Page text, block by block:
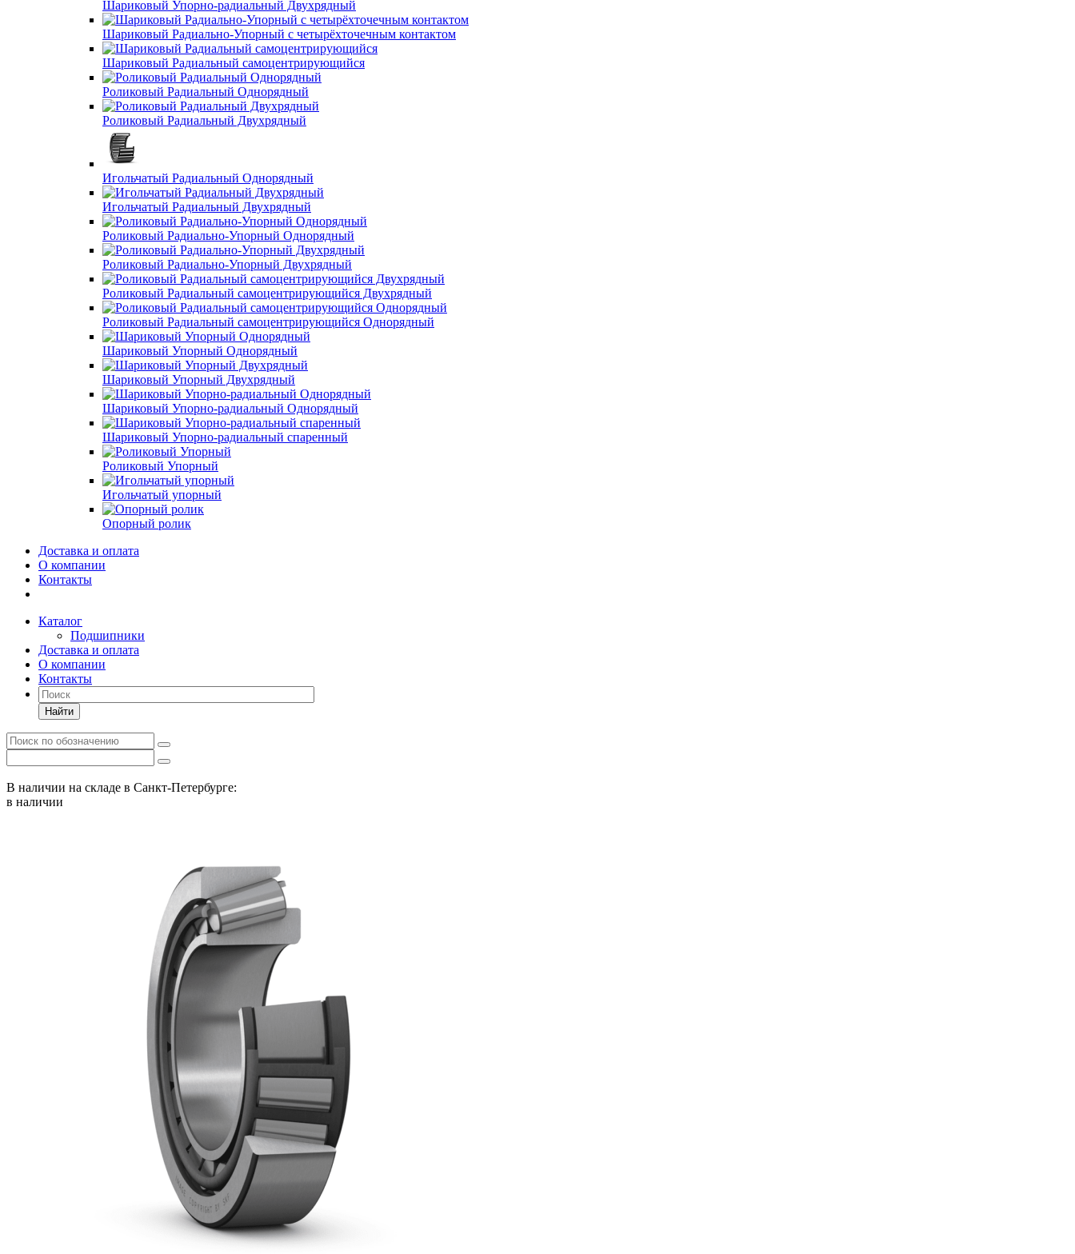
Шариковый Упорно-радиальный Двухрядный
Шариковый Радиально-Упорный с четырёхточечным контактом
Шариковый Радиальный самоцентрирующийся
Роликовый Радиальный Однорядный
Роликовый Радиальный Двухрядный
Игольчатый Радиальный Однорядный
Игольчатый Радиальный Двухрядный
Роликовый Радиально-Упорный Однорядный
Роликовый Радиально-Упорный Двухрядный
Роликовый Радиальный самоцентрирующийся Двухрядный
Роликовый Радиальный самоцентрирующийся Однорядный
Шариковый Упорный Однорядный
Шариковый Упорный Двухрядный
Шариковый Упорно-радиальный Однорядный
Шариковый Упорно-радиальный спаренный
Роликовый Упорный
Игольчатый упорный
Опорный ролик
Доставка и оплата
О компании
Контакты
Каталог
Подшипники
Доставка и оплата
О компании
Контакты
Найти
В наличии на складе в Санкт-Петербурге:
в наличии